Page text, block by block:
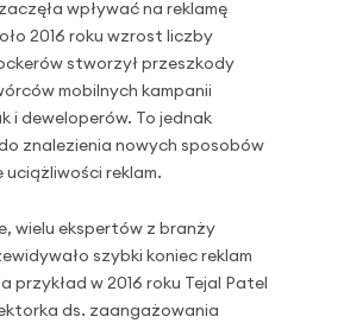
wpływać na reklamę
2016 roku wzrost liczby
stworzył przeszkody
mobilnych kampanii
i deweloperów. To jednak
znalezienia nowych sposobów
uciążliwości reklam.
wielu ekspertów z branży
szybki koniec reklam
przykład w 2016 roku Tejal Patel
ds. zaangażowania